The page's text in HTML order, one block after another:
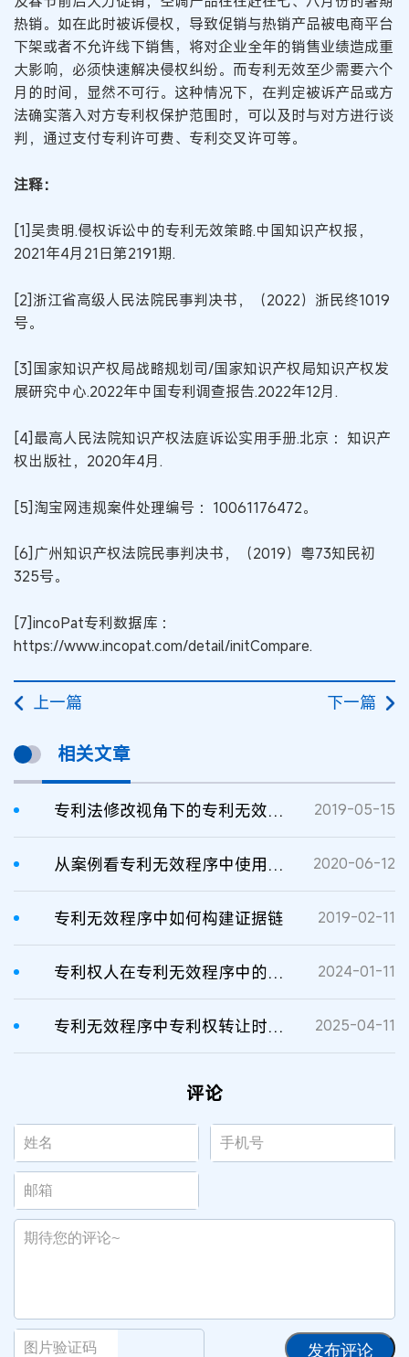
热销。如在此时被诉侵权，导致促销与热销产品被电商平台
下架或者不允许线下销售，将对企业全年的销售业绩造成重
大影响，必须快速解决侵权纠纷。而专利无效至少需要六个
月的时间，显然不可行。这种情况下，在判定被诉产品或方
法确实落入对方专利权保护范围时，可以及时与对方进行谈
判，通过支付专利许可费、专利交叉许可等。
注释：
[1]吴贵明.侵权诉讼中的专利无效策略.中国知识产权报，
2021年4月21日第2191期.
[2]浙江省高级人民法院民事判决书，（2022）浙民终1019
号。
[3]国家知识产权局战略规划司/国家知识产权局知识产权发
展研究中心.2022年中国专利调查报告.2022年12月.
[4]最高人民法院知识产权法庭诉讼实用手册.北京 ：知识产
权出版社，2020年4月.
[5]淘宝网违规案件处理编号 ：10061176472。
[6]广州知识产权法院民事判决书，（2019）粤73知民初
325号。
[7]incoPat专利数据库 ：
https://www.incopat.com/detail/initCompare.
上一篇 下一篇
相关文章
专利法修改视角下的专利无效程序热点问题 2019-05-15
从案例看专利无效程序中使用公开的举证标准 2020-06-12
专利无效程序中如何构建证据链 2019-02-11
专利权人在专利无效程序中的支出一般不属于专利侵权案件中的维权合理开支 2024-01-11
专利无效程序中专利权转让时的听证 2025-04-11
评论
发布评论